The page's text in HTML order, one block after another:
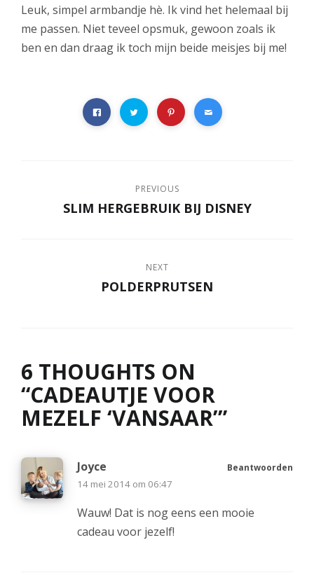
Leuk, simpel armbandje hè. Ik vind het helemaal bij
me passen. Niet teveel opsmuk, gewoon zoals ik
ben en dan draag ik toch mijn beide meisjes bij me!
PREVIOUS
SLIM HERGEBRUIK BIJ DISNEY
NEXT
POLDERPRUTSEN
6 THOUGHTS ON
“CADEAUTJE VOOR
MEZELF ‘VANSAAR’”
Joyce
14 mei 2014 om 06:47
Wauw! Dat is nog eens een mooie
cadeau voor jezelf!
Beantwoorden